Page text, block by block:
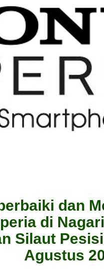
dan
di
Silaut
Agustus